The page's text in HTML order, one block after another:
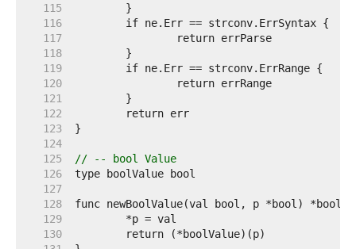
   115
   116
   117
   118
   119
   120
   121
   122
   123
   124
   125
// -- bool Value
   126
   127
   128
   129
   130